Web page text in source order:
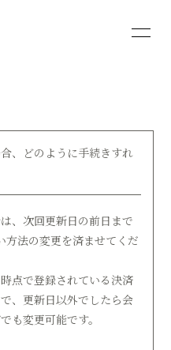
、どのように手続きすれ
、次回更新日の前日まで
方法の変更を済ませてくだ
点で登録されている決済
、更新日以外でしたら会
も変更可能です。